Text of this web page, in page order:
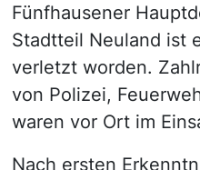
Fünfhausener
Stadtteil Neuland ist
verletzt worden.
von Polizei,
waren vor Ort im
Nach ersten